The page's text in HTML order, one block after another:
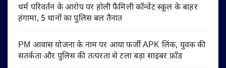
धर्म परिवर्तन के आरोप पर होली फैमिली कॉन्वेंट स्कूल के बाहर
हंगामा, 5 थानों का पुलिस बल तैनात
PM आवास योजना के नाम पर आया फर्जी APK लिंक, युवक की
सतर्कता और पुलिस की तत्परता से टला बड़ा साइबर फ्रॉड